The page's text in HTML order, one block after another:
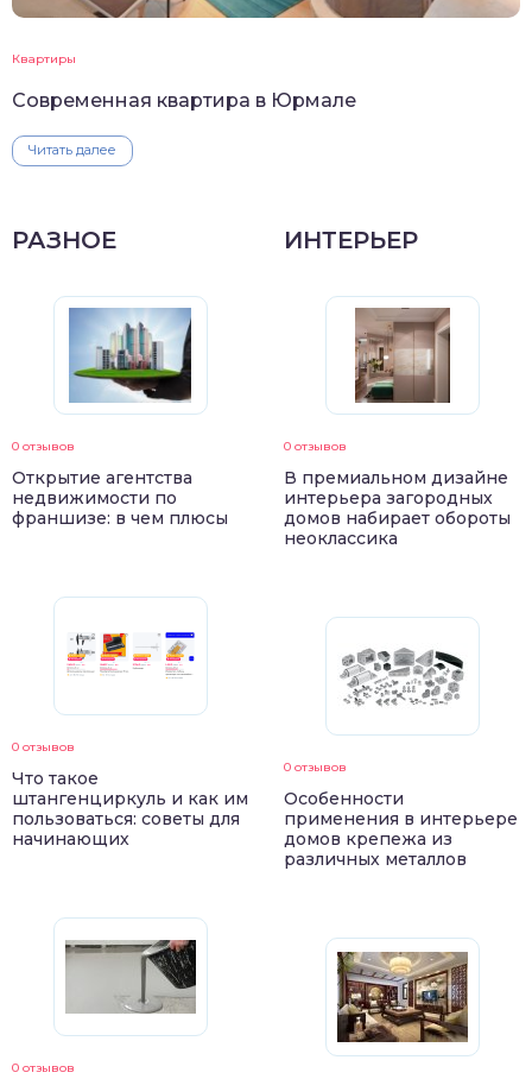
Квартиры
Современная квартира в Юрмале
Читать далее
РАЗНОЕ
0 отзывов
Открытие агентства
недвижимости по
франшизе: в чем плюсы
0 отзывов
Что такое
штангенциркуль и как им
пользоваться: советы для
начинающих
0 отзывов
ИНТЕРЬЕР
0 отзывов
В премиальном дизайне
интерьера загородных
домов набирает обороты
неоклассика
0 отзывов
Особенности
применения в интерьере
домов крепежа из
различных металлов